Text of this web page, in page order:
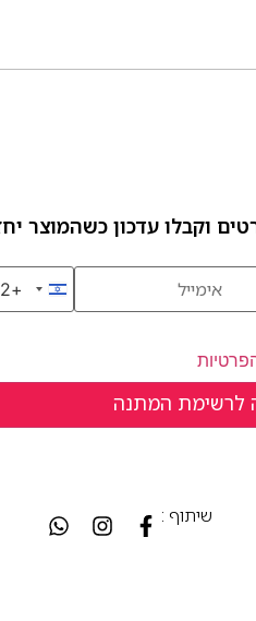
וקבלו עדכון כשהמוצר
+972
+972
שיתוף :